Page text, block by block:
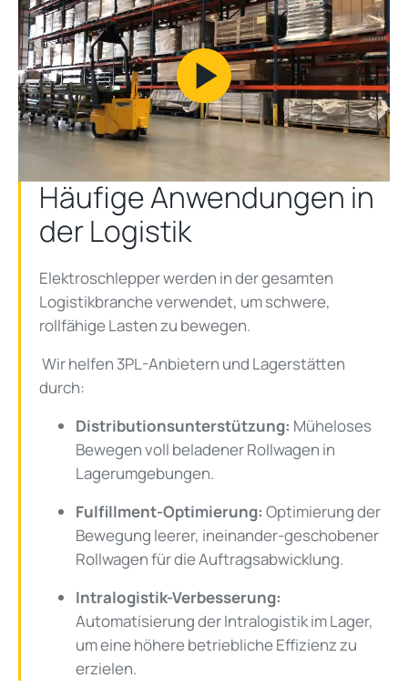
Play
Video
Häufige Anwendungen in
der Logistik
Elektroschlepper werden in der gesamten
Logistikbranche verwendet, um schwere,
rollfähige Lasten zu bewegen.
Wir helfen 3PL-Anbietern und Lagerstätten
durch:
Distributionsunterstützung: Müheloses
Bewegen voll beladener Rollwagen in
Lagerumgebungen.
Fulfillment-Optimierung: Optimierung der
Bewegung leerer, ineinander-geschobener
Rollwagen für die Auftragsabwicklung.
Intralogistik-Verbesserung:
Automatisierung der Intralogistik im Lager,
um eine höhere betriebliche Effizienz zu
erzielen.